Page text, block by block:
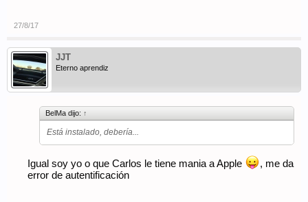
27/8/17
JJT
Eterno aprendiz
BelMa dijo: ↑
Está instalado, debería...
Igual soy yo o que Carlos le tiene mania a Apple
, me da
error de autentificación